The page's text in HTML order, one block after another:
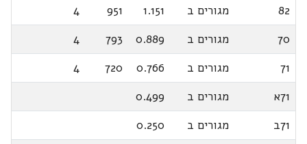
82 מגורים ב 1.151
951
4
70
מגורים ב 0.889
793
4
71
מגורים ב 0.766
720
4
71א
מגורים ב
0.499
71ב
מגורים ב
0.250